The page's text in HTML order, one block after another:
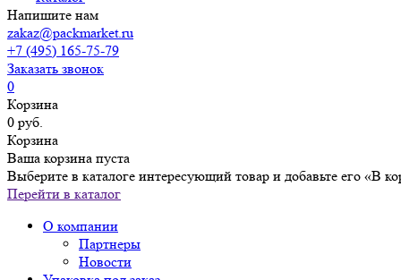
Напишите нам
zakaz@packmarket.ru
+7 (495) 165-75-79
Заказать звонок
0
Корзина
0 руб.
Корзина
Ваша корзина пуста
Выберите в каталоге интересующий товар и добавьте его «В
Перейти в каталог
О компании
Партнеры
Новости